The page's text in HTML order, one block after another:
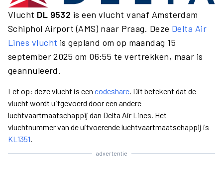
Vlucht DL 9532 is een vlucht vanaf Amsterdam
Schiphol Airport (AMS) naar Praag. Deze Delta Air
Lines vlucht is gepland om op maandag 15
september 2025 om 06:55 te vertrekken, maar is
geannuleerd.
Let op: deze vlucht is een codeshare. Dit betekent dat de
vlucht wordt uitgevoerd door een andere
luchtvaartmaatschappij dan Delta Air Lines. Het
vluchtnummer van de uitvoerende luchtvaartmaatschappij is
KL1351.
advertentie